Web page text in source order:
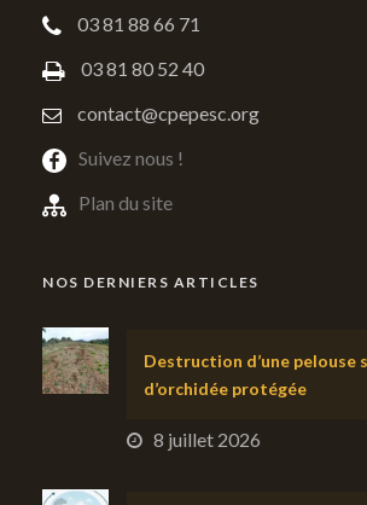
03 81 88 66 71
03 81 80 52 40
contact@cpepesc.org
Suivez nous !
Plan du site
NOS DERNIERS ARTICLES
Destruction d’une pelouse
d’orchidée protégée
8 juillet 2026